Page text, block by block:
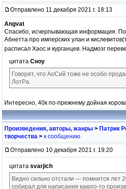
Отправлено 11 декабря 2021 г. 18:13
Angvat
Спасибо, исчерпывающая информация. По
Абнетта про имперских улан и
расписал Хаос и курганцев. Надмозг
цитата Сноу
Говорят, что АоСий тоже не особо
ЛотРа.
Интересно, 40к по-прежнему дойная
Произведения, авторы, жанры > Патрик
творчества > к сообщению
Отправлено 10 декабря 2021 г. 19:20
цитата svarjich
Видно сильно отстали — помнится лет
собирал для написания какого-то